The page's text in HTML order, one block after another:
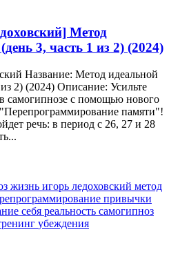
Метод
3, часть 1 из 2) (2024)
Название: Метод идеальной
2) (2024) Описание: Усильте
самогипнозе с помощью нового
памяти"!
речь: в период с 26, 27 и 28
жизнь игорь ледоховский метод
привычки
себя реальность самогипноз
убеждения